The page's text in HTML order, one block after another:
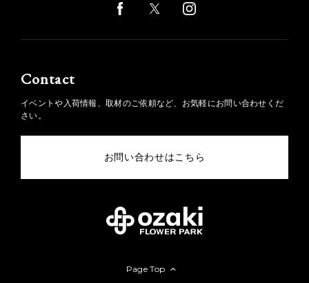
Contact
イベントや入荷情報、取材のご依頼など、お気軽にお問い合わせくだ
さい。
お問い合わせはこちら
Page Top